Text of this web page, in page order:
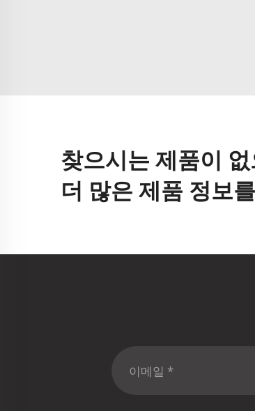
찾으시는 제품이
더 많은 제품 정보